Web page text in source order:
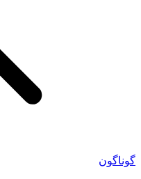
گوناگون